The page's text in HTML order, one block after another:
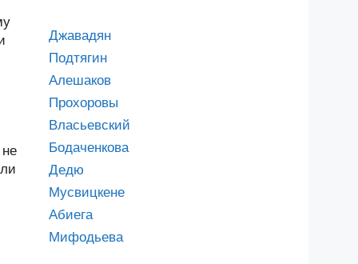
Джавадян
Подтягин
Алешаков
Прохоровы
Власьевский
Бодаченкова
Дедю
Мусвицкене
Абиега
Мифодьева